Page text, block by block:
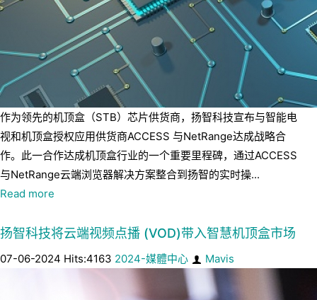
作为领先的机顶盒（STB）芯片供货商，扬智科技宣布与智能电
视和机顶盒授权应用供货商ACCESS 与NetRange达成战略合
作。此一合作达成机顶盒行业的一个重要里程碑，通过ACCESS
与NetRange云端浏览器解决方案整合到扬智的实时操...
Read more
扬智科技将云端视频点播 (VOD)带入智慧机顶盒市场
07-06-2024 Hits:4163 2024-媒體中心 Mavis